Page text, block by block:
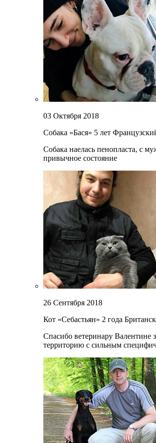
03 Октября 2018
Собака «Бася» 5 лет
Собака наелась пенопласта, с
привычное состояние
26 Сентября 2018
Кот «Себастьян» 2 года
Спасибо ветеринару Валентине
территорию с сильным